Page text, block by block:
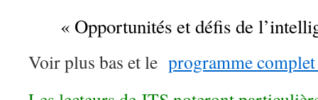
« Opportunités et défis de
Voir plus bas et le programme